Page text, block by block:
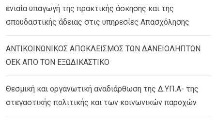
ενιαία υπαγωγή της πρακτικής άσκησης και της
σπουδαστικής άδειας στις υπηρεσίες Απασχόλησης
ΑΝΤΙΚΟΙΝΩΝΙΚΟΣ ΑΠΟΚΛΕΙΣΜΟΣ ΤΩΝ ΔΑΝΕΙΟΛΗΠΤΩΝ
ΟΕΚ ΑΠΟ ΤΟΝ ΕΞΩΔΙΚΑΣΤΙΚΟ
Θεσμική και οργανωτική αναδιάρθωση της Δ.ΥΠ.Α- της
στεγαστικής πολιτικής και των κοινωνικών παροχών